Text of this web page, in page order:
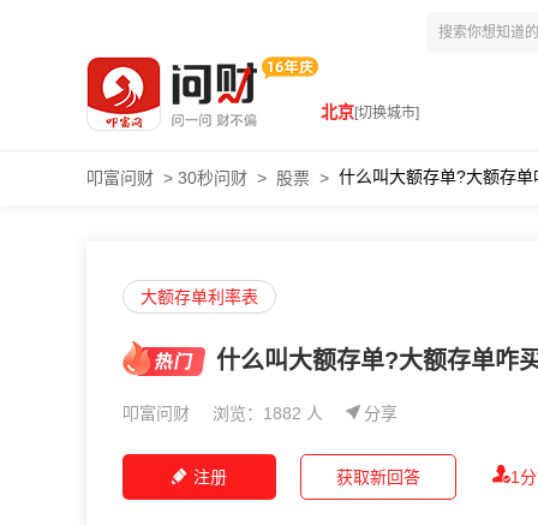
北京[切换城市]
叩富问财 > 30秒问财 > 股票 > 什么叫大额存单?大额存单
大额存单利率表
什么叫大额存单?大额存单咋
叩富问财 浏览：1882 人 分享
注册 1
获取新回答